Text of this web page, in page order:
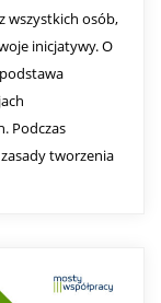
wszystkich osób,
inicjatywy. O
Podczas
tworzenia